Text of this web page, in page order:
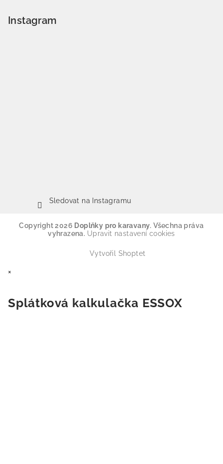
Instagram
Sledovat na Instagramu
Copyright 2026 Doplňky pro karavany. Všechna práva
vyhrazena. Upravit nastavení cookies
Vytvořil Shoptet
×
Splátková kalkulačka ESSOX